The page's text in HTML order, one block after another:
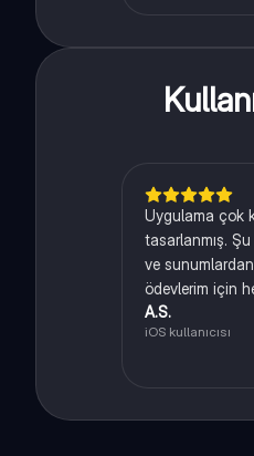
Uygulama çok
tasarlanmış.
ve
ödevlerim için
A.S.
iOS kullanıcısı